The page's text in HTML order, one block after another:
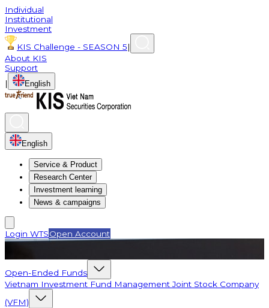
Individual
Institutional
Investment
KIS Challenge - SEASON 5|
About KIS
Support
|
English
English
Service & Product
Research Center
Investment learning
News & campaigns
Login WTSOpen Account
Open-Ended Funds
Vietnam Investment Fund Management Joint Stock Company
(VFM)